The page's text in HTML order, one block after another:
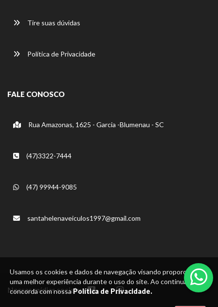
Usamos os cookies e dados de navegação visando proporcionar
uma melhor experiência durante o uso do site. Ao continuar, você
concorda com nossaPolítica de Privacidade.
Tire suas dúvidas
Política de Privacidade
FALE CONOSCO
Rua Amazonas, 1625 - Garcia -Blumenau - SC
(47)3322-7444
(47) 99944-9085
santahelenaveiculos1997@gmail.com
Nossas mídias sociais: